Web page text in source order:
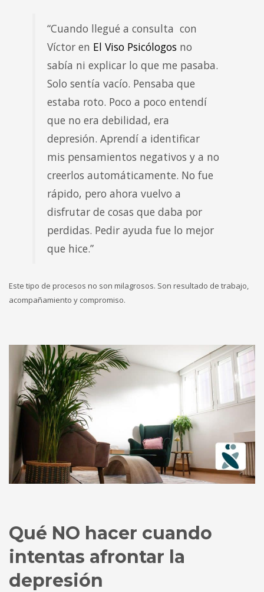
“Cuando llegué a consulta con
Víctor en El Viso Psicólogos no
sabía ni explicar lo que me pasaba.
Solo sentía vacío. Pensaba que
estaba roto. Poco a poco entendí
que no era debilidad, era
depresión. Aprendí a identificar
mis pensamientos negativos y a no
creerlos automáticamente. No fue
rápido, pero ahora vuelvo a
disfrutar de cosas que daba por
perdidas. Pedir ayuda fue lo mejor
que hice.”
Este tipo de procesos no son milagrosos. Son resultado de trabajo,
acompañamiento y compromiso.
Qué NO hacer cuando
intentas afrontar la
depresión